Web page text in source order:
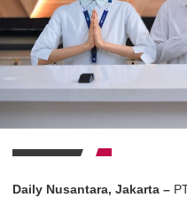
Daily Nusantara, Jakarta –